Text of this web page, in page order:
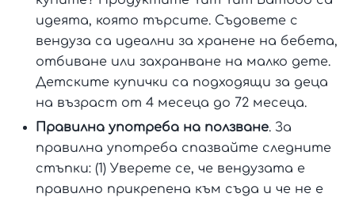
идеята, която търсите. Съдовете с
вендуза са идеални за хранене на бебета,
отбиване или захранване на малко дете.
Детските купички са подходящи за деца
на възраст от 4 месеца до 72 месеца.
Правилна употреба на ползване. За
правилна употреба спазвайте следните
стъпки: (1) Уверете се, че вендузата е
правилно прикрепена към съда и че не е